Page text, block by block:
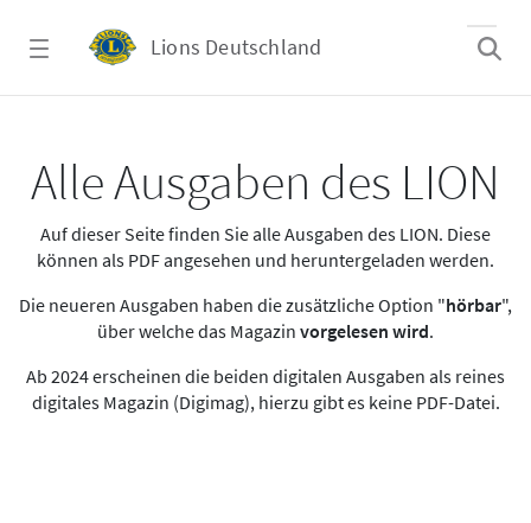
Lions Deutschland
Alle Ausgaben des LION
Auf dieser Seite finden Sie alle Ausgaben des LION. Diese
können als PDF angesehen und heruntergeladen werden.
Die neueren Ausgaben haben die zusätzliche Option "hörbar",
über welche das Magazin vorgelesen wird.
Ab 2024 erscheinen die beiden digitalen Ausgaben als reines
digitales Magazin (Digimag), hierzu gibt es keine PDF-Datei.